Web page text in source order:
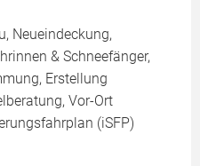
Neueindeckung,
& Schneefänger,
Erstellung
Vor-Ort
(iSFP)